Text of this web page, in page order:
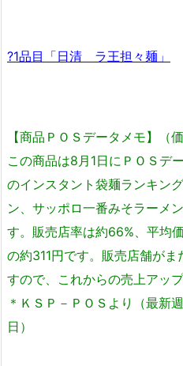
?1品目「日清 ラ王担々麺」
【商品ＰＯＳデータメモ】（
この商品は8月1日にＰＯＳデ
のインスタント袋麺ランキン
ン、サッポロ一番みそラーメ
す。販売店率は約66%、平均
の約311円です。販売店舗が
すので、これからの売上アッ
＊ＫＳＰ－ＰＯＳより（最新
日）